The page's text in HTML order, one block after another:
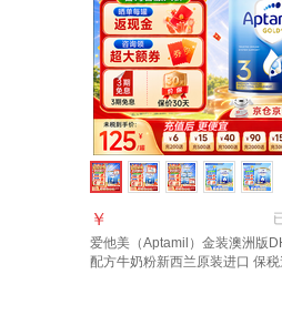
￥
爱他美（Aptamil）金装澳洲版
配方牛奶粉新西兰原装进口 保